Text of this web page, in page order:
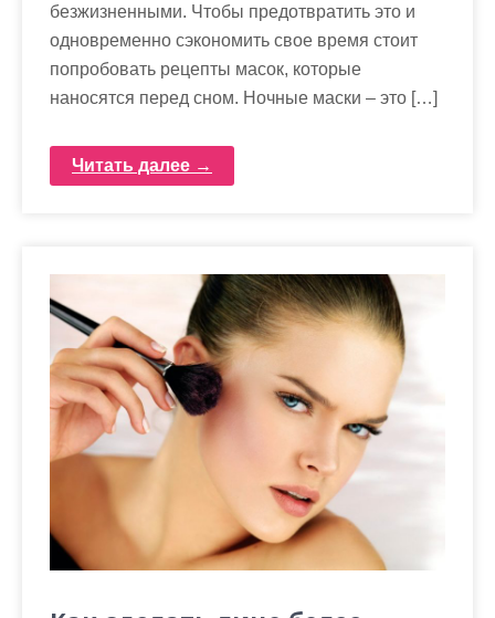
безжизненными. Чтобы предотвратить это и
одновременно сэкономить свое время стоит
попробовать рецепты масок, которые
наносятся перед сном. Ночные маски – это […]
Читать далее →